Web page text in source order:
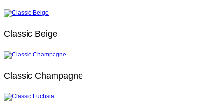
Classic Beige
Classic Champagne